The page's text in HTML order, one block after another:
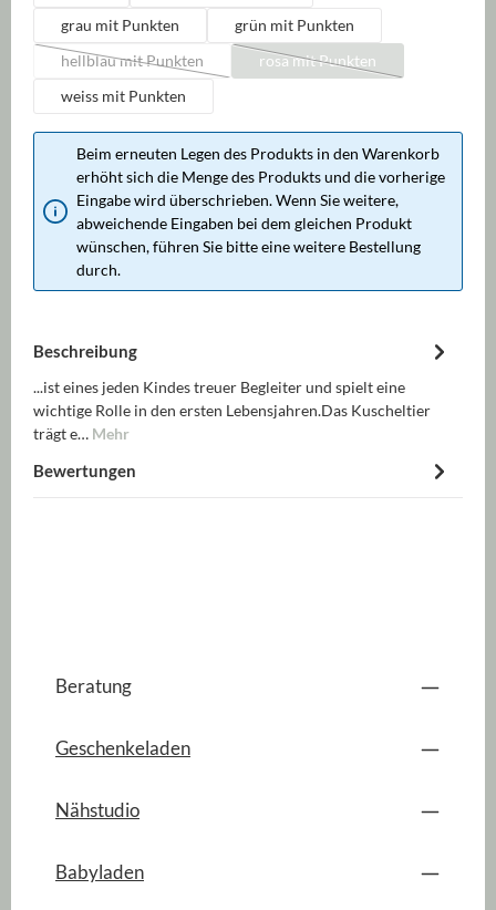
grau mit Punkten
grün mit Punkten
hellblau mit Punkten
(Diese Option ist zurzeit nicht verfügbar.)
rosa mit Punkten
(Diese Option ist zurzeit nicht
weiss mit Punkten
Beim erneuten Legen des Produkts in den Warenkorb
erhöht sich die Menge des Produkts und die vorherige
Eingabe wird überschrieben. Wenn Sie weitere,
abweichende Eingaben bei dem gleichen Produkt
wünschen, führen Sie bitte eine weitere Bestellung
durch.
Beschreibung
...ist eines jeden Kindes treuer Begleiter und spielt eine
wichtige Rolle in den ersten Lebensjahren.Das Kuscheltier
trägt e… Mehr
Bewertungen
Beratung
Geschenkeladen
Nähstudio
Babyladen